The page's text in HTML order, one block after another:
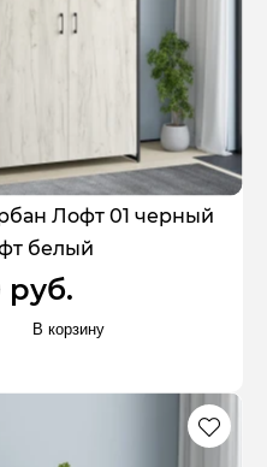
Лофт 01 черный
белый
руб.
В корзину